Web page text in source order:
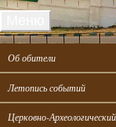
Об обители
Летопись событий
Церковно-